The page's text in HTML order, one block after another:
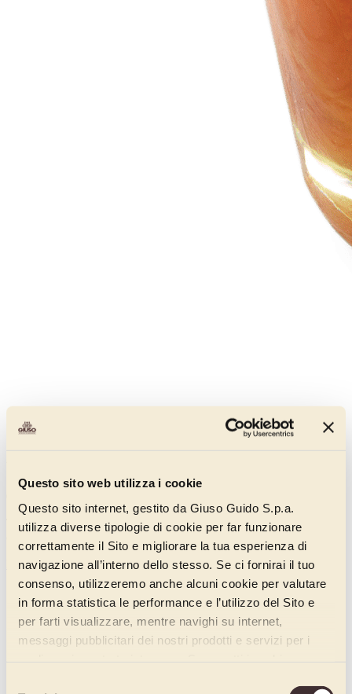
Questo sito web utilizza i cookie
Questo sito internet, gestito da Giuso Guido S.p.a.
utilizza diverse tipologie di cookie per far funzionare
correttamente il Sito e migliorare la tua esperienza di
navigazione all’interno dello stesso. Se ci fornirai il tuo
consenso, utilizzeremo anche alcuni cookie per valutare
in forma statistica le performance e l’utilizzo del Sito e
per farti visualizzare, mentre navighi su internet,
messaggi pubblicitari dei nostri prodotti e servizi per i
Tonda di Costigliole variety from Piedmont, soft flesh, dark orange
Discover more